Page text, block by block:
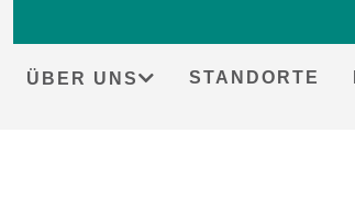
contentÜBER UNS STANDORTE